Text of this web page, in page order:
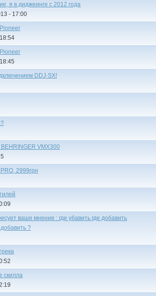
я в диджеинге с 2012 года
- 17:00
DDJ-SX!
VMX300
2999грн
ваше мнение : где убавить где добавить
?
скилла